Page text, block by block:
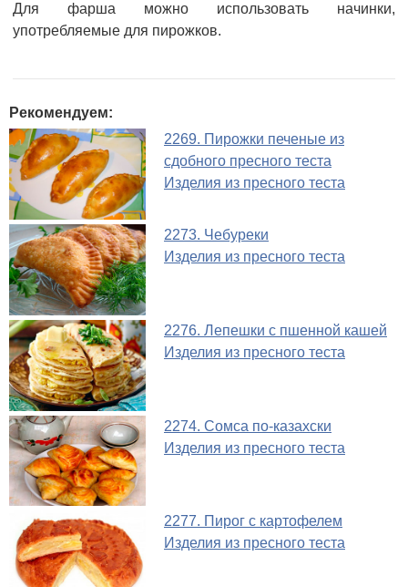
Для фарша можно использовать начинки,
употребляемые для пирожков.
Рекомендуем:
2269. Пирожки печеные из
сдобного пресного теста
Изделия из пресного теста
2273. Чебуреки
Изделия из пресного теста
2276. Лепешки с пшенной кашей
Изделия из пресного теста
2274. Сомса по-казахски
Изделия из пресного теста
2277. Пирог с картофелем
Изделия из пресного теста